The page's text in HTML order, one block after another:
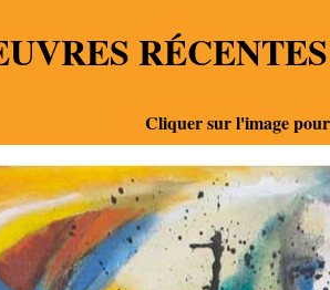
Cliquer sur l'image